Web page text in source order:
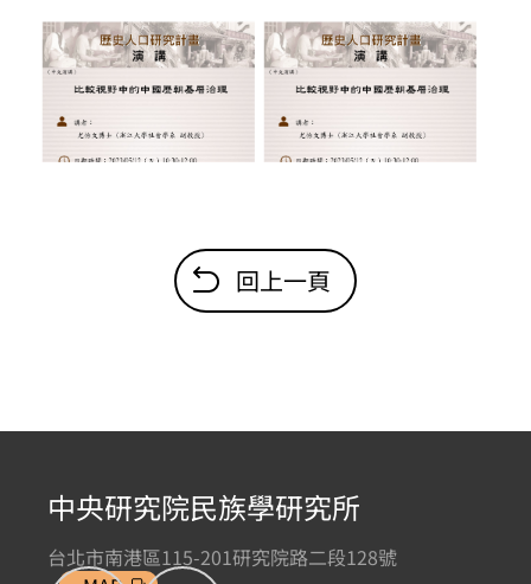
回上一頁
中央研究院民族學研究所
台北市南港區115-201研究院路二段128號